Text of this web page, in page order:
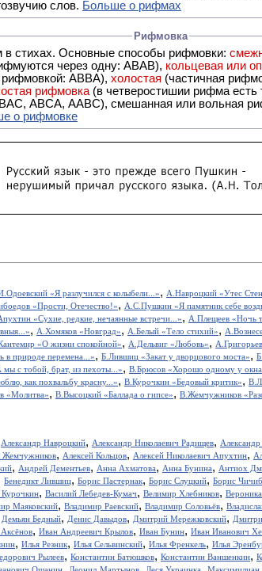
слов. Больше о рифмах
Рифмовка
в стихах. Основные способы рифмовки:
через одну: ABAB), кольцевая или
рифмовкой: ABBA), холостая (частичная
рифмовка (в четверостишии рифма
в сложных строфах с различными
о рифмовке
«Я разлучился с колыбели...», А.Навроцкий «Утес
«Прости, Отечество!», А.С.Пушкин «Я памятник себе
«Сухие, редкие, нечаянные встречи...», А.Плещеев «Ночь
, А.Хомяков «Новград», А.Белый «Тело стихий»,
«О жизни спокойной», А.Дельвиг «Любовь»,
в природе перемена...», Б.Лившиц «Закат у дворцового моста»,
с тобой, брат, из пехоты...», В.Брюсов «Хорошо одному у
как похвальбу красну...», В.Курочкин «Бедовый критик»,
«Молитва», В.Высоцкий «Баллада о гипсе», В.Жемчужников
Александр Навроцкий, Александр Николаевич Радищев,
Жемчужников, Алексей Кольцов, Алексей Николаевич Апухтин,
, Андрей Дементьев, Анна Ахматова, Анна Бунина, Антиох
Бенедикт Лившиц, Борис Пастернак, Борис Слуцкий, Борис
Курочкин, Василий Лебедев-Кумач, Велимир Хлебников,
Маяковский, Владимир Раевский, Владимир Соловьёв,
Демьян Бедный, Денис Давыдов, Дмитрий Мережковский,
, Иван Андреевич Крылов, Иван Бунин, Иван Иванович
, Илья Резник, Илья Сельвинский, Илья Френкель, Илья
Рылеев, Константин Батюшков, Константин Ваншенкин,